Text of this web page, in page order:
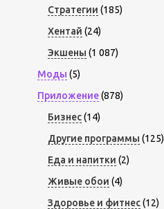
Стратегии (185)
Хентай (24)
Экшены (1 087)
Моды (5)
Приложение(878)
Бизнес(14)
Другие программы (125)
Еда и напитки (2)
Живые обои (4)
Здоровье и фитнес(12)